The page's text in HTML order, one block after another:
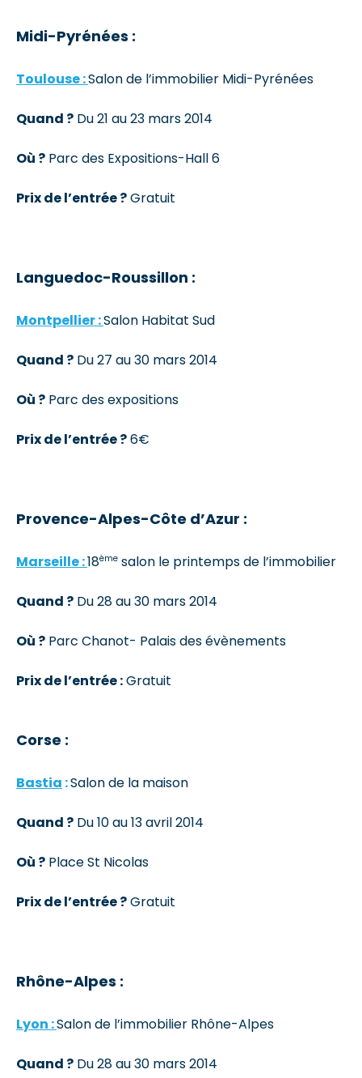
Midi-Pyrénées :
Toulouse :Salon de l’immobilier Midi-Pyrénées
Quand ? Du 21 au 23 mars 2014
Où ? Parc des Expositions-Hall 6
Prix de l’entrée ?Gratuit
Languedoc-Roussillon :
Montpellier :Salon Habitat Sud
Quand ? Du 27 au 30 mars 2014
Où ? Parc des expositions
Prix de l’entrée ?6€
Provence-Alpes-Côte d’Azur :
Marseille :18ème salon le printemps de l’immobilier
Quand ? Du 28 au 30 mars 2014
Où ? Parc Chanot- Palais des évènements
Prix de l’entrée :Gratuit
Corse :
Bastia :Salon de la maison
Quand ? Du 10 au 13 avril 2014
Où ? Place St Nicolas
Prix de l’entrée ?Gratuit
Rhône-Alpes :
Lyon :Salon de l’immobilier Rhône-Alpes
Quand ? Du 28 au 30 mars 2014